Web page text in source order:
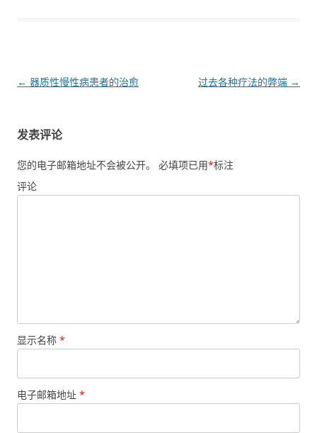
文章导航
← 器质性慢性病患者的治愈 过去各种疗法的弊端 →
发表评论
您的电子邮箱地址不会被公开。 必填项已用*标注
评论
显示名称 *
电子邮箱地址 *